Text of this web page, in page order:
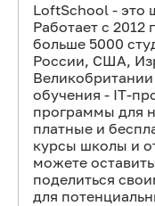
LoftSchool - это
Работает с 2012
больше 5000
России, США,
обучения - IT-
программы для
платные и
курсы школы и
можете
поделиться
для